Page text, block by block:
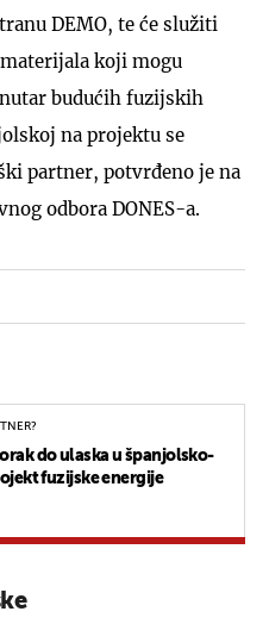
DEMO, te će služiti
koji mogu
budućih fuzijskih
na projektu se
partner, potvrđeno je na
odbora DONES-a.
do ulaska u španjolsko-
fuzijske energije